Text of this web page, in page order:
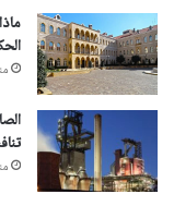
منذ
منذ